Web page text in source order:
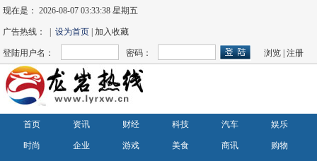
现在是：2026-08-07 03:33:39 星期五
广告热线： |设为首页 | 加入收藏
登陆用户名： 密码： 浏览 |注册
首页 资讯 财经 科技 汽车 娱乐
时尚 企业 游戏 美食 商讯 购物